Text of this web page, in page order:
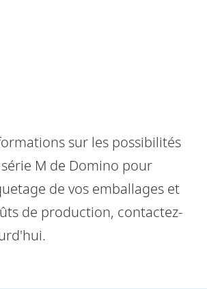
sur les possibilités
M de Domino pour
de vos emballages et
de production, contactez-